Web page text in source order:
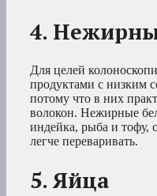
4.
Для целей
продуктами с низким
потому что в них
волокон. Нежирные
индейка, рыба и тофу,
легче переваривать.
5. Яйца